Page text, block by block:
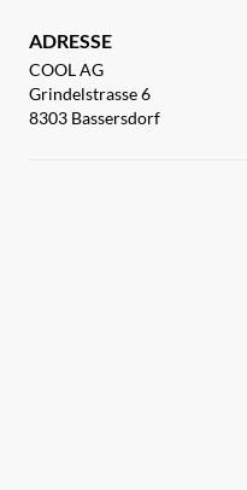
ADRESSE
COOL AG
Grindelstrasse 6
8303 Bassersdorf